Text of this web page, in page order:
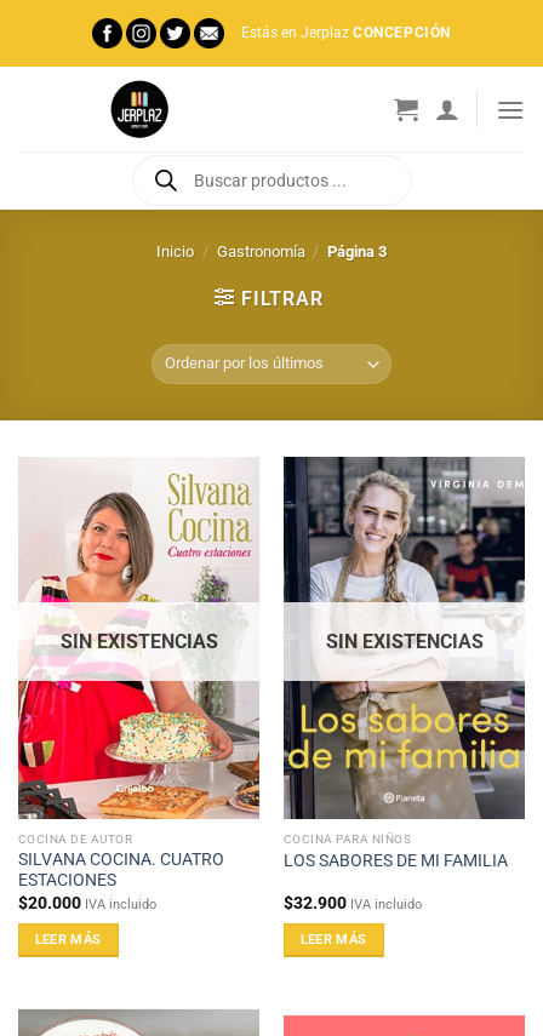
contenido
Estás en Jerplaz CONCEPCIÓN
productos
Inicio / Gastronomía / Página 3
FILTRAR
SIN EXISTENCIAS
COCINA DE AUTOR
SILVANA COCINA. CUATRO
ESTACIONES
$20.000 IVA incluido
LEER MÁS
SIN EXISTENCIAS
COCINA PARA NIÑOS
LOS SABORES DE MI FAMILIA
$32.900 IVA incluido
LEER MÁS